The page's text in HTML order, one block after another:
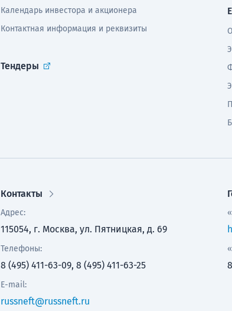
Календарь инвестора и акционера
Контактная информация и реквизиты
Тендеры
Контакты
Адрес:
115054, г. Москва, ул. Пятницкая, д. 69
Телефоны:
8 (495) 411-63-09, 8 (495) 411-63-25
E-mail:
russneft@russneft.ru